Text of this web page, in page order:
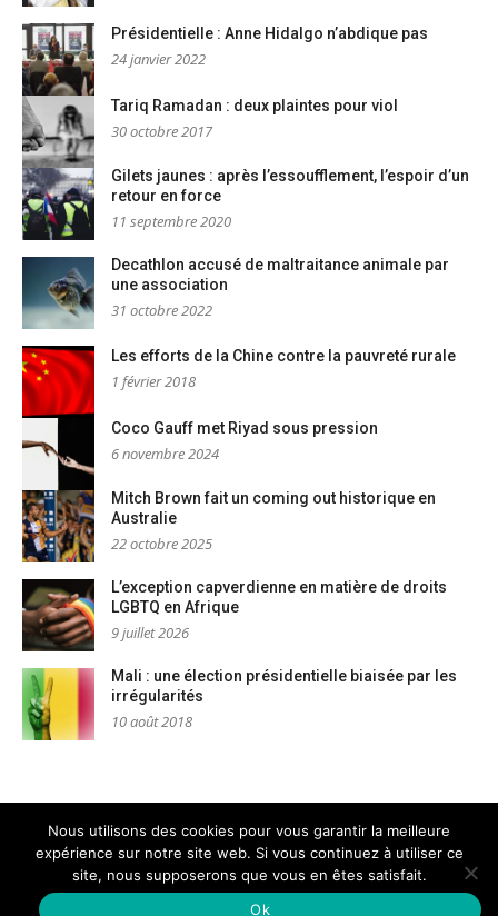
Présidentielle : Anne Hidalgo n’abdique pas
24 janvier 2022
Tariq Ramadan : deux plaintes pour viol
30 octobre 2017
Gilets jaunes : après l’essoufflement, l’espoir d’un
retour en force
11 septembre 2020
Decathlon accusé de maltraitance animale par
une association
31 octobre 2022
Les efforts de la Chine contre la pauvreté rurale
1 février 2018
Coco Gauff met Riyad sous pression
6 novembre 2024
Mitch Brown fait un coming out historique en
Australie
22 octobre 2025
L’exception capverdienne en matière de droits
LGBTQ en Afrique
9 juillet 2026
Mali : une élection présidentielle biaisée par les
irrégularités
10 août 2018
Mentions légales
Nous contacter
Copyright © PM Dignités - L'info sociale, solidaire et engagée–
Thème Glob parFameThemes
Nous utilisons des cookies pour vous garantir la meilleure
expérience sur notre site web. Si vous continuez à utiliser ce
site, nous supposerons que vous en êtes satisfait.
Ok